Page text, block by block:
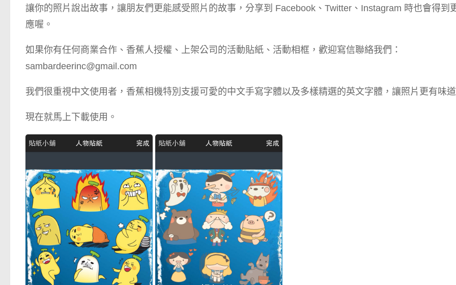
讓你的照片說出故事，讓朋友們更能感受照片的故事，分享到 Facebook、Twitter、Instagram 時也會得到
應喔。
如果你有任何商業合作、香蕉人授權、上架公司的活動貼紙、活動相框，歡迎寫信聯絡我們：
sambardeerinc@gmail.com
我們很重視中文使用者，香蕉相機特別支援可愛的中文手寫字體以及多樣精選的英文字體，讓照片更有味道
現在就馬上下載使用。